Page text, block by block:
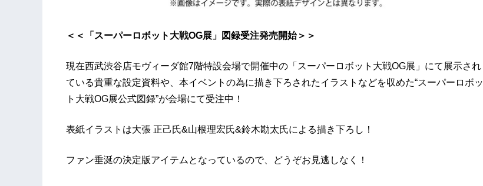
＜＜「スーパーロボット大戦OG展」図録受注発売開始＞＞
現在西武渋谷店モヴィーダ館7階特設会場で開催中の「スーパーロボット大戦OG展」にて展示され
ている貴重な設定資料や、本イベントの為に描き下ろされたイラストなどを収めた“スーパーロボッ
ト大戦OG展公式図録”が会場にて受注中！
表紙イラストは大張 正己氏&山根理宏氏&鈴木勘太氏による描き下ろし！
ファン垂涎の決定版アイテムとなっているので、どうぞお見逃しなく！